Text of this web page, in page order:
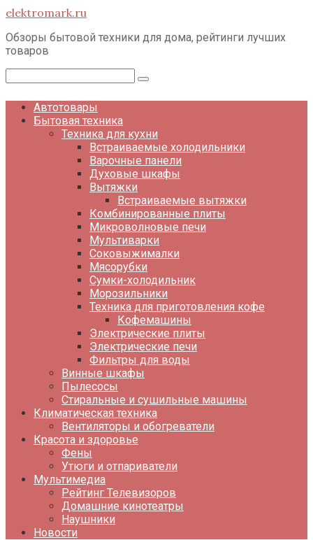
Перейти
контенту
elektromark.ru
Обзоры бытовой техники для дома, рейтинги лучших
товаров
Автотовары
Бытовая техника
Техника для кухни
Встраиваемые холодильники
Варочные панели
Духовые шкафы
Вытяжки
Встраиваемые вытяжки
Комбинированные плиты
Микроволновые печи
Мультиварки
Соковыжималки
Мясорубки
Сумки-холодильник
Морозильники
Техника для приготовления кофе
Кофемашины
Электрические плиты
Электрические печи
Фильтры для воды
Винные шкафы
Пылесосы
Стиральные и сушильные машины
Климатическая техника
Вентиляторы и обогреватели
Красота и здоровье
Фены
Утюги и отпариватели
Мультимедиа
Рейтинг Телевизоров
Домашние кинотеатры
Наушники
Новости